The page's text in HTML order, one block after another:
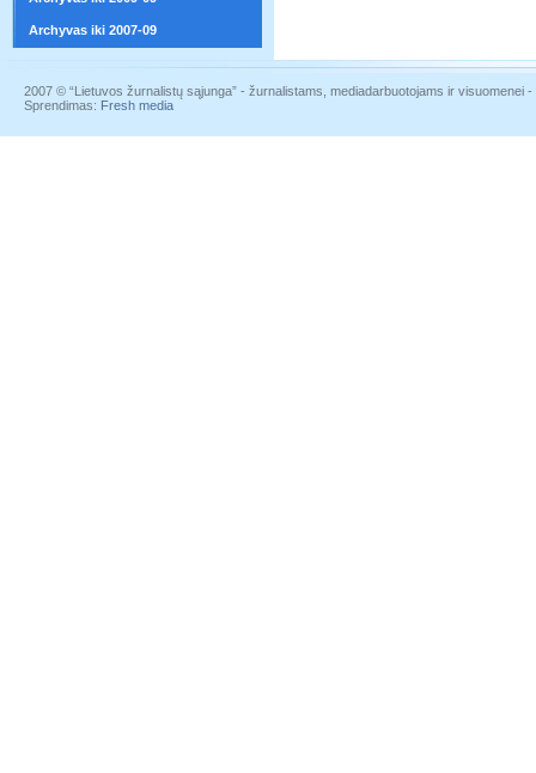
Archyvas iki 2007-09
2007 © “Lietuvos žurnalistų sąjunga” - žurnalistams, mediadarbuotojams ir visuomenei
Sprendimas: Fresh media